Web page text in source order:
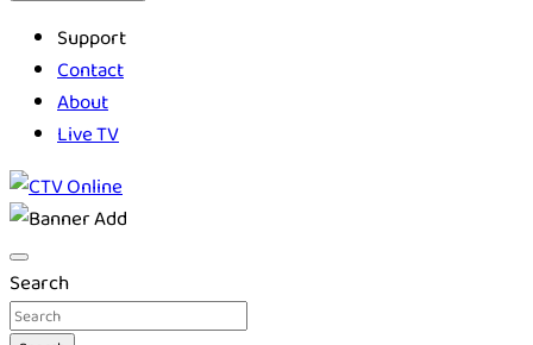
Support
Contact
About
Live TV
CTV Online
Search